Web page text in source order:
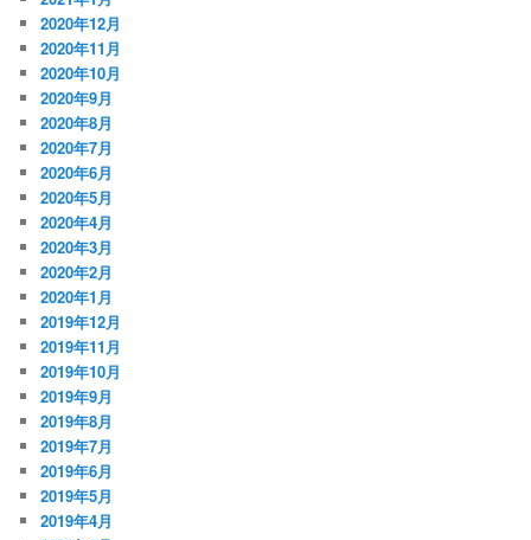
2020年12月
2020年11月
2020年10月
2020年9月
2020年8月
2020年7月
2020年6月
2020年5月
2020年4月
2020年3月
2020年2月
2020年1月
2019年12月
2019年11月
2019年10月
2019年9月
2019年8月
2019年7月
2019年6月
2019年5月
2019年4月